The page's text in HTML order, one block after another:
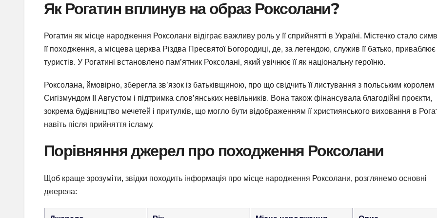
Як Рогатин вплинув на образ Роксолани?
Рогатин як місце народження Роксолани відіграє важливу роль у її сприйнятті в Україні. Містечко стало
її походження, а місцева церква Різдва Пресвятої Богородиці, де, за легендою, служив її батько, приваблює
туристів. У Рогатині встановлено пам’ятник Роксолані, який увічнює її як національну героїню.
Роксолана, ймовірно, зберегла зв’язок із батьківщиною, про що свідчить її листування з польським королем
Сигізмундом II Августом і підтримка слов’янських невільників. Вона також фінансувала благодійні проєкти,
зокрема будівництво мечетей і притулків, що могло бути відображенням її християнського виховання в
навіть після прийняття ісламу.
Порівняння джерел про походження Роксолани
Щоб краще зрозуміти, звідки походить інформація про місце народження Роксолани, розглянемо основні
джерела: